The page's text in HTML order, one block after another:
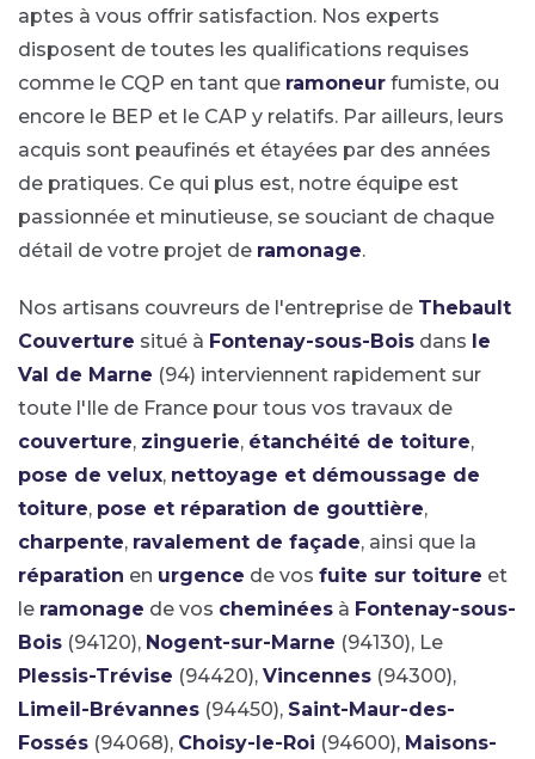
aptes à vous offrir satisfaction. Nos experts
disposent de toutes les qualifications requises
comme le CQP en tant que ramoneur fumiste, ou
encore le BEP et le CAP y relatifs. Par ailleurs, leurs
acquis sont peaufinés et étayées par des années
de pratiques. Ce qui plus est, notre équipe est
passionnée et minutieuse, se souciant de chaque
détail de votre projet de ramonage.
Nos artisans couvreurs de l'entreprise de Thebault
Couverture situé à Fontenay-sous-Bois dans le
Val de Marne (94) interviennent rapidement sur
toute l'Ile de France pour tous vos travaux de
couverture, zinguerie, étanchéité de toiture,
pose de velux, nettoyage et démoussage de
toiture, pose et réparation de gouttière,
charpente, ravalement de façade, ainsi que la
réparation en urgence de vos fuite sur toiture et
le ramonage de vos cheminées à Fontenay-sous-
Bois (94120), Nogent-sur-Marne (94130), Le
Plessis-Trévise (94420), Vincennes (94300),
Limeil-Brévannes (94450), Saint-Maur-des-
Fossés (94068), Choisy-le-Roi (94600), Maisons-